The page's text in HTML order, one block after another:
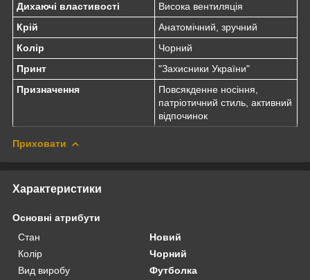
Дихаючі властивості
Висока вентиляція
Крій
Анатомічний, зручний
Колір
Чорний
Принт
"Захисники України"
Призначення
Повсякденне носіння,
патріотичний стиль, активний
відпочинок
Приховати
Характеристики
Основні атрибути
Стан
Новий
Колір
Чорний
Вид виробу
Футболка